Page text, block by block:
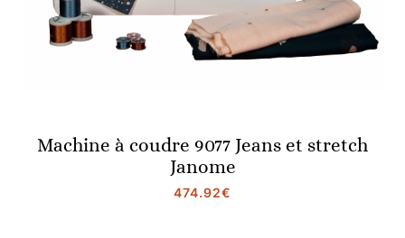
Machine à coudre 9077 Jeans et stretch
Janome
474.92€